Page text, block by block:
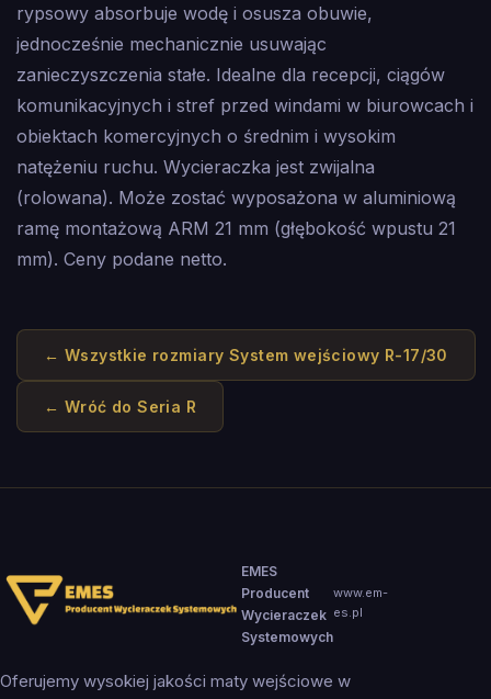
rypsowy absorbuje wodę i osusza obuwie,
jednocześnie mechanicznie usuwając
zanieczyszczenia stałe. Idealne dla recepcji, ciągów
komunikacyjnych i stref przed windami w biurowcach i
obiektach komercyjnych o średnim i wysokim
natężeniu ruchu. Wycieraczka jest zwijalna
(rolowana). Może zostać wyposażona w aluminiową
ramę montażową ARM 21 mm (głębokość wpustu 21
mm). Ceny podane netto.
← Wszystkie rozmiary System wejściowy R-17/30
← Wróć doSeria R
EMES
Producent
Wycieraczek
Systemowych
www.em-
es.pl
Oferujemy wysokiej jakości maty wejściowe w